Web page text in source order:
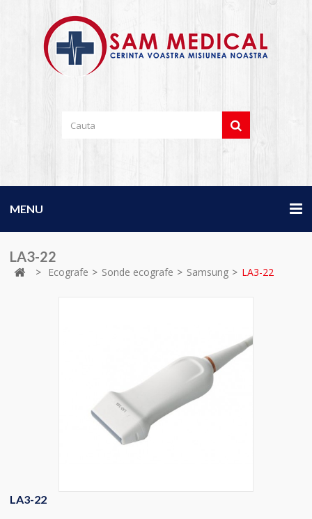
MENU
LA3-22
> Ecografe > Sonde ecografe > Samsung > LA3-22
LA3-22